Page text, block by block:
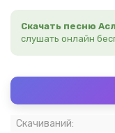
Скачать песню
слушать онлайн
Скачиваний: